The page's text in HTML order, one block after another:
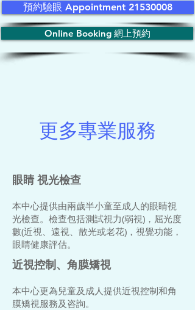
預約驗眼 Appointment 21530008
Online Booking 網上預約
更多專業服務
眼睛 視光檢查
本中心提供由兩歲半小童至成人的眼睛視
光檢查。檢查包括測試視力(弱視)，屈光度
數(近視、遠視、散光或老花)，視覺功能，
眼睛健康評估。
近視控制、角膜矯視
本中心更為兒童及成人提供近視控制和角
膜矯視服務及咨詢。